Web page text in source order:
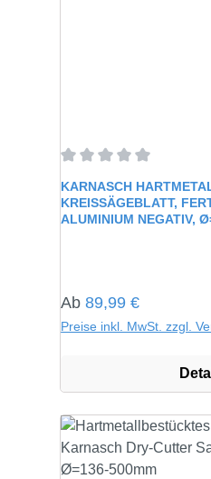
Durchschnittliche
KARNASCH
KREISSÄGEBLATT,
ALUMINIUM NEGATIV,
Regulärer Preis:
Ab 89,99 €
Preise inkl. MwSt. zzgl.